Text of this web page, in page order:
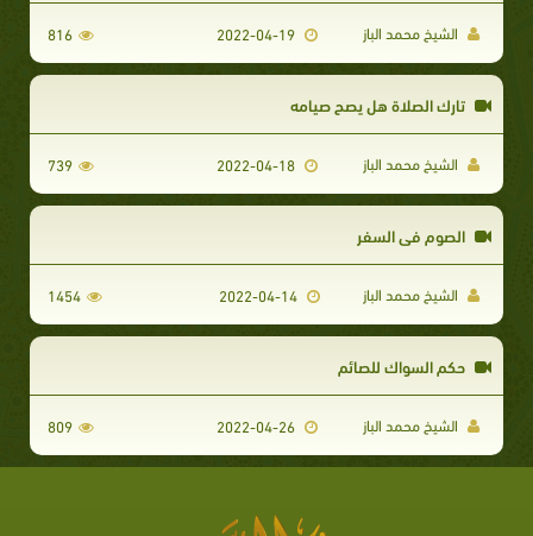
الشيخ محمد الباز 816
تارك الصلاة هل يصح صيامه
الشيخ محمد الباز 739
الصوم في السفر
الشيخ محمد الباز 1454
حكم السواك للصائم
الشيخ محمد الباز 809